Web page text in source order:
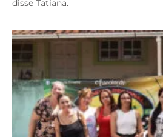
disse Tatiana.